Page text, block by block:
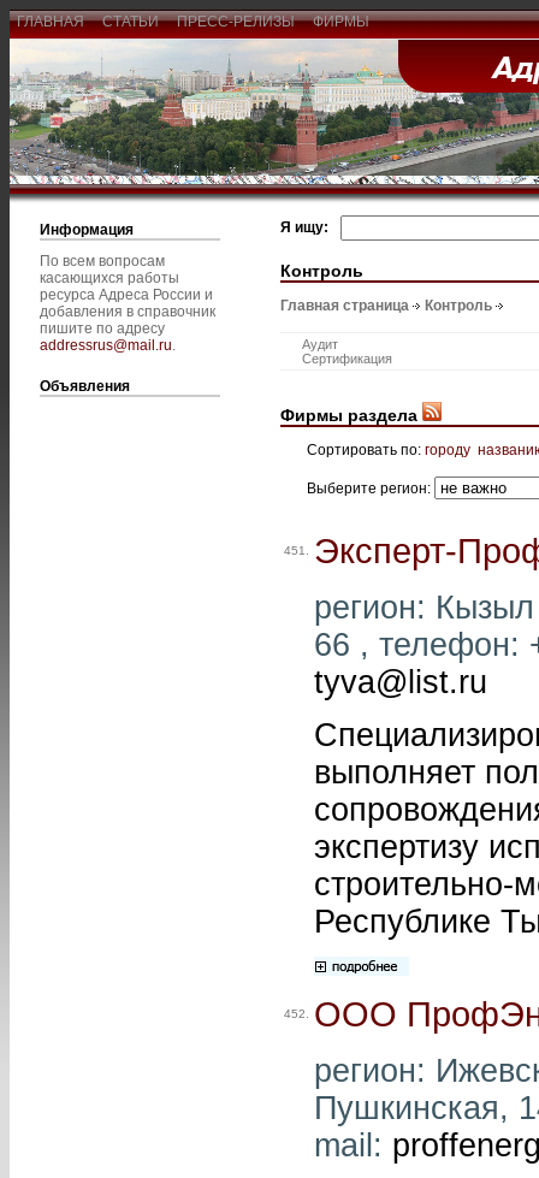
ГЛАВНАЯ СТАТЬИ ПРЕСС-РЕЛИЗЫ ФИРМЫ
Информация
По всем вопросам
касающихся работы
ресурса Адреса России и
добавления в справочник
пишите по адресу
addressrus@mail.ru.
Объявления
Я ищу:
Контроль
Главная страница Контроль
Аудит
Сертификация
Фирмы раздела
Сортировать по: городу
Выберите регион:
451. Эксперт-
регион:
66 , телефон:
tyva@list.ru
выполняет
экспертизу
строительно-
Республике
452. ООО
регион:
Пушкинская,
mail: